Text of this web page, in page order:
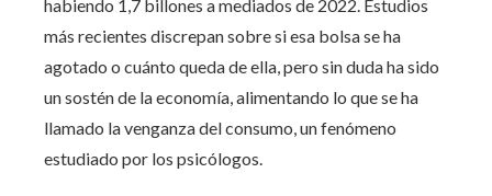
habiendo 1,7 billones a mediados de 2022. Estudios
más recientes discrepan sobre si esa bolsa se ha
agotado o cuánto queda de ella, pero sin duda ha sido
un sostén de la economía, alimentando lo que se ha
llamado la venganza del consumo, un fenómeno
estudiado por los psicólogos.